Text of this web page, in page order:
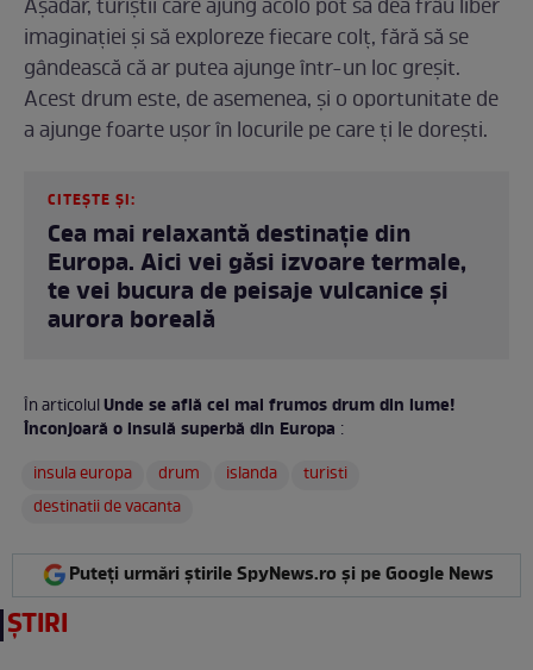
Așadar, turiștii care ajung acolo pot să dea frâu liber
imaginației și să exploreze fiecare colț, fără să se
gândească că ar putea ajunge într-un loc greșit.
Acest drum este, de asemenea, și o oportunitate de
a ajunge foarte ușor în locurile pe care ți le dorești.
CITEȘTE ȘI:
Cea mai relaxantă destinație din
Europa. Aici vei găsi izvoare termale,
te vei bucura de peisaje vulcanice și
aurora boreală
În articolulUnde se află cel mai frumos drum din lume!
Înconjoară o insulă superbă din Europa :
insula europa
drum islanda
turisti
destinatii de vacanta
Puteți urmări știrile SpyNews.ro și pe Google News
ȘTIRI